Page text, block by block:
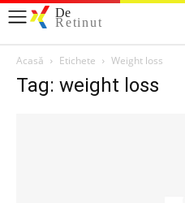
De
Retinut
Acasă Etichete Weight loss
Tag: weight loss